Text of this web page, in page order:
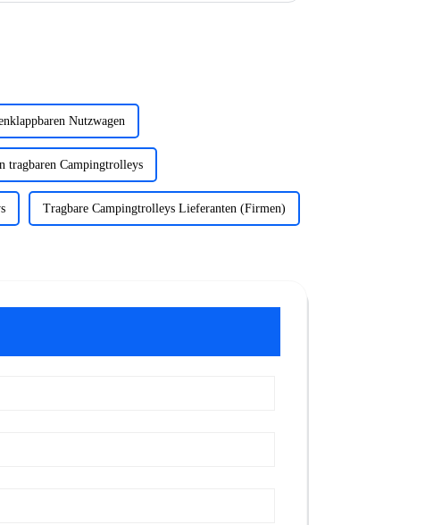
Nutzwagen
tragbaren Campingtrolleys
Tragbare Campingtrolleys Lieferanten (Firmen)